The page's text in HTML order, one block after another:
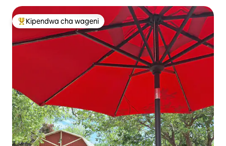
Kipendwa maarufu cha wageni
Kipendwa cha wageni